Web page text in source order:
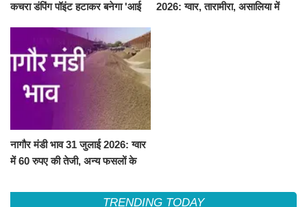
कचरा डंपिंग पॉइंट हटाकर बनेगा 'आई
2026: ग्वार, तारामीरा, असालिया में
नागौर मंडी भाव 31 जुलाई 2026: ग्वार
में 60 रुपए की तेजी, अन्य फसलों के
TRENDING TODAY